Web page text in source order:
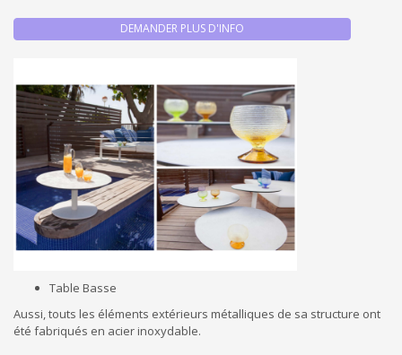
DEMANDER PLUS D'INFO
Table Basse
Aussi, touts les éléments extérieurs métalliques de sa structure ont
été fabriqués en acier inoxydable.